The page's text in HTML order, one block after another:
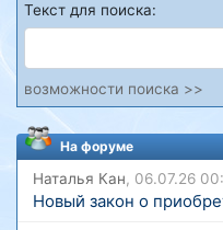
Текст для поиска:
возможности поиска >>
На форуме
Наталья Кан, 06.07.26
Новый закон о